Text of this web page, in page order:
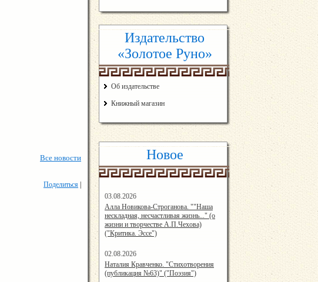
Все новости
Поделиться
Издательство
«Золотое Руно»
Об издательстве
Книжный магазин
Новое
03.08.2026
14:33:45
Алла Новикова-Строганова. ""Наша
нескладная, несчастливая жизнь..." (о
жизни и творчестве А.П.Чехова)
("Критика. Эссе")
02.08.2026
12:57:00
Наталия Кравченко. "Стихотворения
(публикация №63)" ("Поэзия")